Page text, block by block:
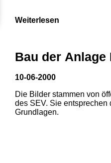
Weiterlesen
Bau der Anlage
10-06-2000
Die Bilder stammen von
des SEV. Sie entsprechen
Grundlagen.